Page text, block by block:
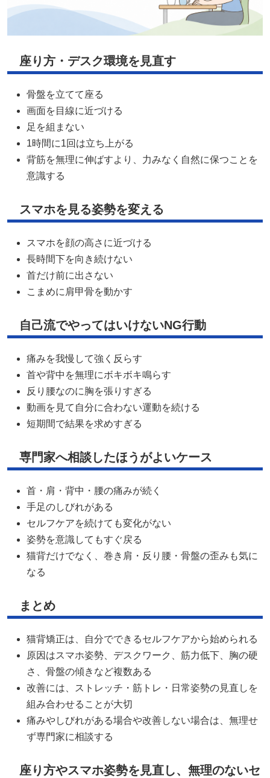
座り方・デスク環境を見直す
骨盤を立てて座る
画面を目線に近づける
足を組まない
1時間に1回は立ち上がる
背筋を無理に伸ばすより、力みなく自然に保つことを
意識する
スマホを見る姿勢を変える
スマホを顔の高さに近づける
長時間下を向き続けない
首だけ前に出さない
こまめに肩甲骨を動かす
自己流でやってはいけないNG行動
痛みを我慢して強く反らす
首や背中を無理にボキボキ鳴らす
反り腰なのに胸を張りすぎる
動画を見て自分に合わない運動を続ける
短期間で結果を求めすぎる
専門家へ相談したほうがよいケース
首・肩・背中・腰の痛みが続く
手足のしびれがある
セルフケアを続けても変化がない
姿勢を意識してもすぐ戻る
猫背だけでなく、巻き肩・反り腰・骨盤の歪みも気に
なる
まとめ
猫背矯正は、自分でできるセルフケアから始められる
原因はスマホ姿勢、デスクワーク、筋力低下、胸の硬
さ、骨盤の傾きなど複数ある
改善には、ストレッチ・筋トレ・日常姿勢の見直しを
組み合わせることが大切
痛みやしびれがある場合や改善しない場合は、無理せ
ず専門家に相談する
座り方やスマホ姿勢を見直し、無理のないセ